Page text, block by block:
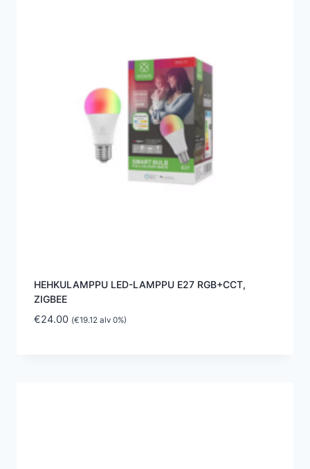
HEHKULAMPPU LED-LAMPPU E27 RGB+CCT,
ZIGBEE
€24.00 (€19.12alv 0%)